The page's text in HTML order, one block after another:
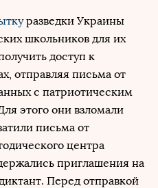
разведки Украины
школьников для их
доступ к
отправляя письма от
с патриотическим
этого они взломали
письма от
центра
приглашения на
Перед отправкой